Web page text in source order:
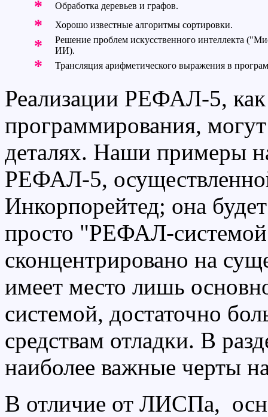
* Обработка деревьев и графов.
* Хорошо известные алгоритмы сортировки.
*
Решение проблем искусственного интеллекта
ИИ).
* Трансляция арифметического выражения в
Реализации РЕФАЛ-5, как
программирования,
деталях. Наши примеры
РЕФАЛ-5,
Инкорпорейтед; она
просто "РЕФАЛ-
сконцентрировано на
имеет место лишь
системой, достаточно
средствам отладки. В
наиболее важные черты
В отличие от ЛИСПа,